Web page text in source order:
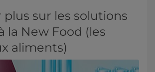
plus sur les solutions
la New Food (les
aliments)